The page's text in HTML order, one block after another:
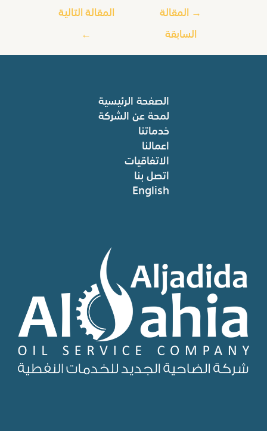
→ المقالة
السابقة
المقالة التالية
←
الصفحة الرئيسية
لمحة عن الشركة
خدماتنا
اعمالنا
الاتفاقيات
اتصل بنا
English